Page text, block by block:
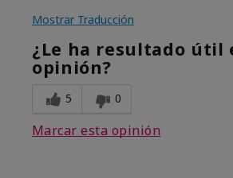
Mostrar Traducción
¿Le ha resultado útil
opinión?
5 0
Marcar esta opinión